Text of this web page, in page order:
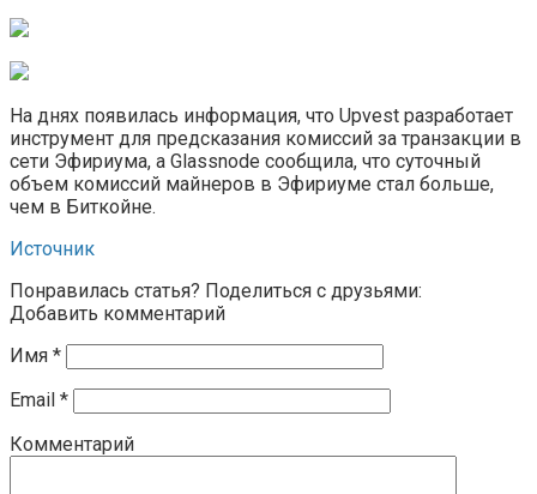
На днях появилась информация, что Upvest разработает
инструмент для предсказания комиссий за транзакции в
сети Эфириума, а Glassnode сообщила, что суточный
объем комиссий майнеров в Эфириуме стал больше,
чем в Биткойне.
Источник
Понравилась статья? Поделиться с друзьями:
Добавить комментарий
Имя *
Email *
Комментарий